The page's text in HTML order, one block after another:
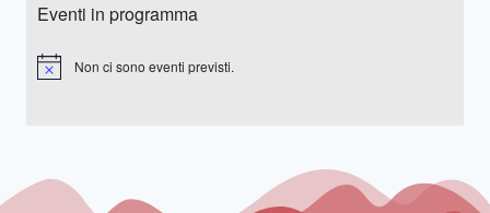
Eventi in programma
Notice Non ci sono eventi previsti.